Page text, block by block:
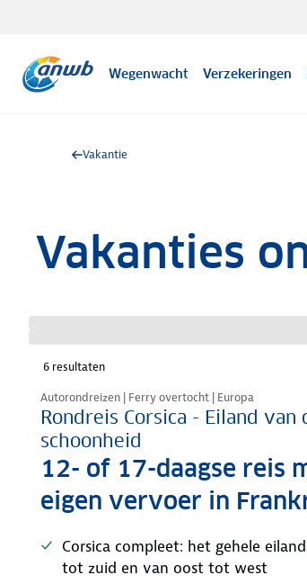
Wegenwacht Verzekeringen
Vakantie
Vakanties
6 resultaten
Nazomer korting
Autorondreizen | Ferry overtocht | Europa
Rondreis Corsica - Eiland van
schoonheid
12- of 17-daagse reis
eigen vervoer in
Corsica compleet: het gehele
tot zuid en van oost tot west